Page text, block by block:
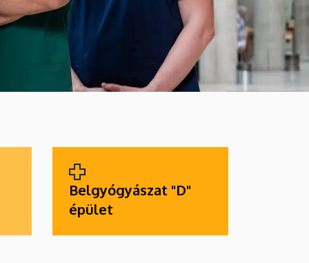
Belgyógyászat "D"
épület